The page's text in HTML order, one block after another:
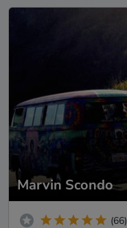
Marvin Scondo
(66)